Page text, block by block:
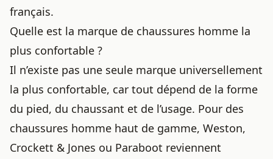
français.
Quelle est la marque de chaussures homme la
plus confortable ?
Il n’existe pas une seule marque universellement
la plus confortable, car tout dépend de la forme
du pied, du chaussant et de l’usage. Pour des
chaussures homme haut de gamme, Weston,
Crockett & Jones ou Paraboot reviennent